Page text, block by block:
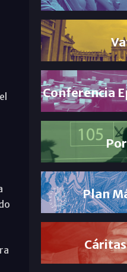
Conferencia
Plan